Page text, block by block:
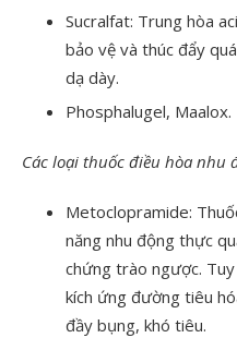
Sucralfat: Trung hòa
bảo vệ và thúc đẩy
dạ dày.
Phosphalugel, Maalox.
Các loại thuốc điều hòa nhu
Metoclopramide:
năng nhu động thực
chứng trào ngược.
kích ứng đường tiêu
đầy bụng, khó tiêu.